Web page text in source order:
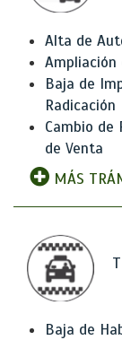
Alta de
Ampliación
Baja de
Radicación
Cambio de
de Venta
MÁS
Baja de